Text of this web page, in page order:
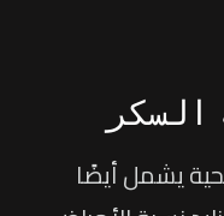
يشمل أيضًا